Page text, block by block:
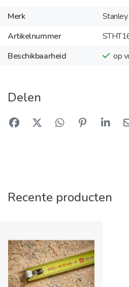
Merk
Stanley
Artikelnummer
Beschikbaarheid
op
Delen
Recente producten